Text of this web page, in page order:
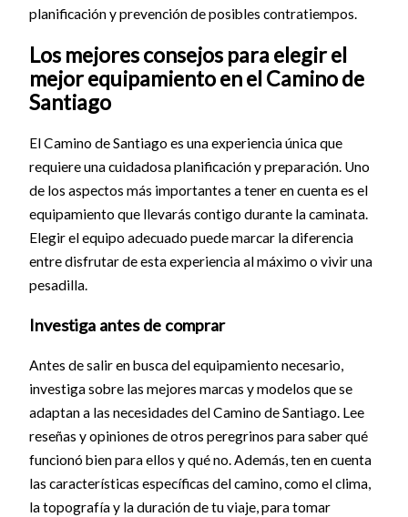
planificación y prevención de posibles contratiempos.
Los mejores consejos para elegir el
mejor equipamiento en el Camino de
Santiago
El Camino de Santiago es una experiencia única que
requiere una cuidadosa planificación y preparación. Uno
de los aspectos más importantes a tener en cuenta es el
equipamiento que llevarás contigo durante la caminata.
Elegir el equipo adecuado puede marcar la diferencia
entre disfrutar de esta experiencia al máximo o vivir una
pesadilla.
Investiga antes de comprar
Antes de salir en busca del equipamiento necesario,
investiga sobre las mejores marcas y modelos que se
adaptan a las necesidades del Camino de Santiago. Lee
reseñas y opiniones de otros peregrinos para saber qué
funcionó bien para ellos y qué no. Además, ten en cuenta
las características específicas del camino, como el clima,
la topografía y la duración de tu viaje, para tomar